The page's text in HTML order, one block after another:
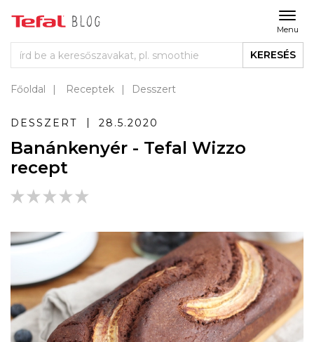
Menu
KERESÉS
Főoldal Receptek Desszert
DESSZERT 28.5.2020
Banánkenyér - Tefal Wizzo
recept